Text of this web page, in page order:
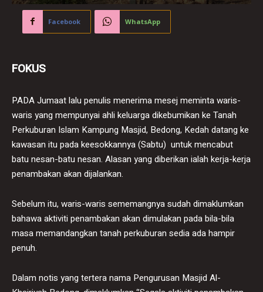
Facebook WhatsApp
FOKUS
PADA Jumaat lalu penulis menerima mesej meminta waris-
waris yang mempunyai ahli keluarga dikebumikan ke Tanah
Perkuburan Islam Kampung Masjid, Bedong, Kedah datang ke
kawasan itu pada keesokkannya (Sabtu) untuk mencabut
batu nesan-batu nesan. Alasan yang diberikan ialah kerja-kerja
penambakan akan dijalankan.
Sebelum itu, waris-waris sememangnya sudah dimaklumkan
bahawa aktiviti penambakan akan dimulakan pada bila-bila
masa memandangkan tanah perkuburan sedia ada hampir
penuh.
Dalam notis yang tertera nama Pengurusan Masjid Al-